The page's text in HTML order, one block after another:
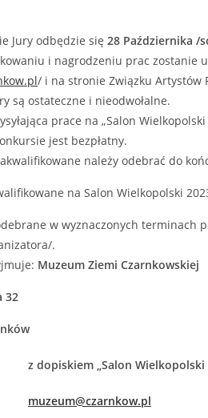
Jury odbędzie się 28 Października /
i nagrodzeniu prac zostanie
/ i na stronie Związku Artystów
są ostateczne i nieodwołalne.
prace na „Salon
jest bezpłatny.
należy odebrać do
na Salon Wielkopolski
w wyznaczonych terminach
.
Muzeum Ziemi Czarnkowskiej
32
„Salon Wielkopolski
muzeum@czarnkow.pl